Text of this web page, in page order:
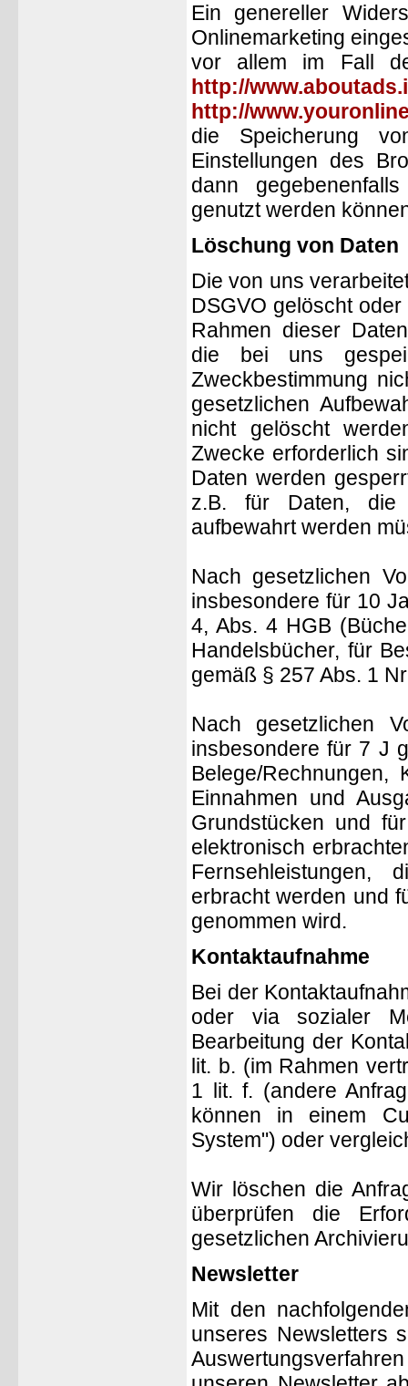
Ein genereller
Onlinemarketing
vor allem im Fall
http://
http://
die Speicherung
Einstellungen des
dann
genutzt werden
Löschung von Daten
Die von uns
DSGVO gelöscht
Rahmen dieser
die bei uns
Zweckbestimmung
gesetzlichen
nicht gelöscht
Zwecke erforderlich
Daten werden
z.B. für Daten, die
aufbewahrt werden
Nach gesetzlichen
insbesondere für 10
4, Abs. 4 HGB
Handelsbücher, für
gemäß § 257 Abs. 1
Nach gesetzlichen
insbesondere für 7 J
Belege/Rechnungen,
Einnahmen und
Grundstücken und
elektronisch
Fernsehleistungen,
erbracht werden und
genommen wird.
Kontaktaufnahme
Bei der
oder via sozialer
Bearbeitung der
lit. b. (im Rahmen
1 lit. f. (andere
können in einem
System") oder
Wir löschen die
überprüfen die
gesetzlichen
Newsletter
Mit den
unseres Newsletters